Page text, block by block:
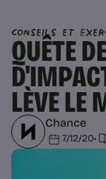
Conseils et
QUÊTE
LÈVE LE
Chance
7/12/20•